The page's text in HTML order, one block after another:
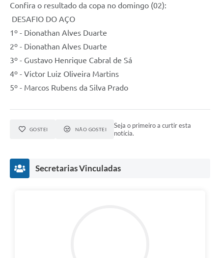
Confira o resultado da copa no domingo (02):
DESAFIO DO AÇO
1º - Dionathan Alves Duarte
2º - Dionathan Alves Duarte
3º - Gustavo Henrique Cabral de Sá
4º - Victor Luiz Oliveira Martins
5º - Marcos Rubens da Silva Prado
GOSTEI NÃO GOSTEI
Seja o primeiro a curtir esta
notícia.
Secretarias Vinculadas